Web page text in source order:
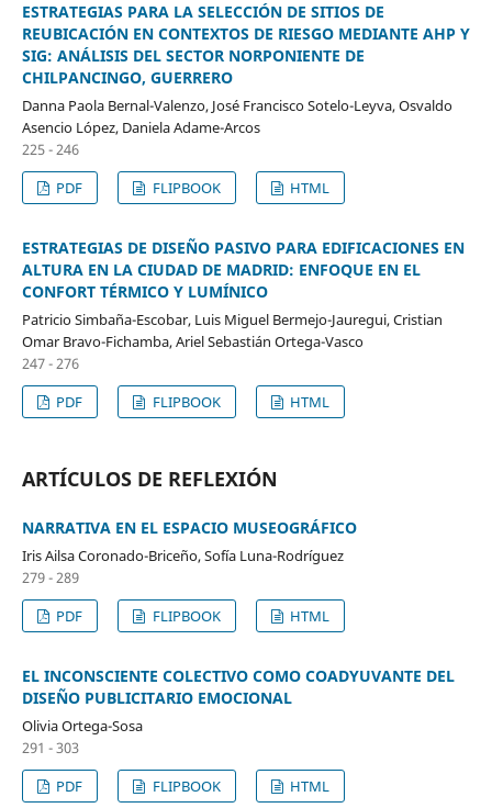
ESTRATEGIAS PARA LA SELECCIÓN DE SITIOS DE
REUBICACIÓN EN CONTEXTOS DE RIESGO MEDIANTE AHP Y
SIG: ANÁLISIS DEL SECTOR NORPONIENTE DE
CHILPANCINGO, GUERRERO
Danna Paola Bernal-Valenzo, José Francisco Sotelo-Leyva, Osvaldo
Asencio López, Daniela Adame-Arcos
225 - 246
PDF
FLIPBOOK HTML
ESTRATEGIAS DE DISEÑO PASIVO PARA EDIFICACIONES EN
ALTURA EN LA CIUDAD DE MADRID: ENFOQUE EN EL
CONFORT TÉRMICO Y LUMÍNICO
Patricio Simbaña-Escobar, Luis Miguel Bermejo-Jauregui, Cristian
Omar Bravo-Fichamba, Ariel Sebastián Ortega-Vasco
247 - 276
PDF
FLIPBOOK HTML
ARTÍCULOS DE REFLEXIÓN
NARRATIVA EN EL ESPACIO MUSEOGRÁFICO
Iris Ailsa Coronado-Briceño, Sofía Luna-Rodríguez
279 - 289
PDF
FLIPBOOK HTML
EL INCONSCIENTE COLECTIVO COMO COADYUVANTE DEL
DISEÑO PUBLICITARIO EMOCIONAL
Olivia Ortega-Sosa
291 - 303
PDF
FLIPBOOK HTML